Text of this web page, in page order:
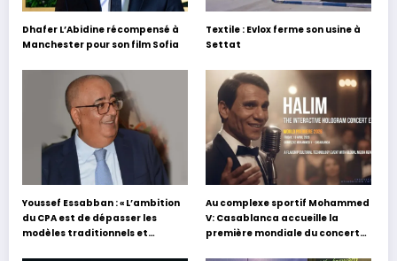
Dhafer L’Abidine récompensé à
Manchester pour son film Sofia
Textile : Evlox ferme son usine à
Settat
Youssef Essabban : « L’ambition
du CPA est de dépasser les
modèles traditionnels et
Au complexe sportif Mohammed
V: Casablanca accueille la
première mondiale du concert